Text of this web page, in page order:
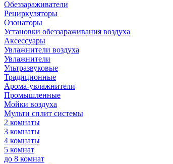
Обеззараживатели
Рециркуляторы
Озонаторы
Установки обеззараживания воздуха
Аксессуары
Увлажнители воздуха
Увлажнители
Ультразвуковые
Традиционные
Арома-увлажнители
Промышленные
Мойки воздуха
Мульти сплит системы
2 комнаты
3 комнаты
4 комнаты
5 комнат
до 8 комнат